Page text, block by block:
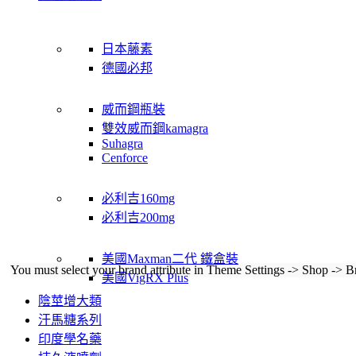
日本藤素
德國必邦
威而鋼瓶裝
雙效威而鋼kamagra
Suhagra
Cenforce
必利吉160mg
必利吉200mg
美國Maxman二代 鐵盒裝
美國VigRX Plus
You must select your brand attribute in Theme Settings -> Shop ->
陰莖增大類
汗馬糖系列
印度學名藥